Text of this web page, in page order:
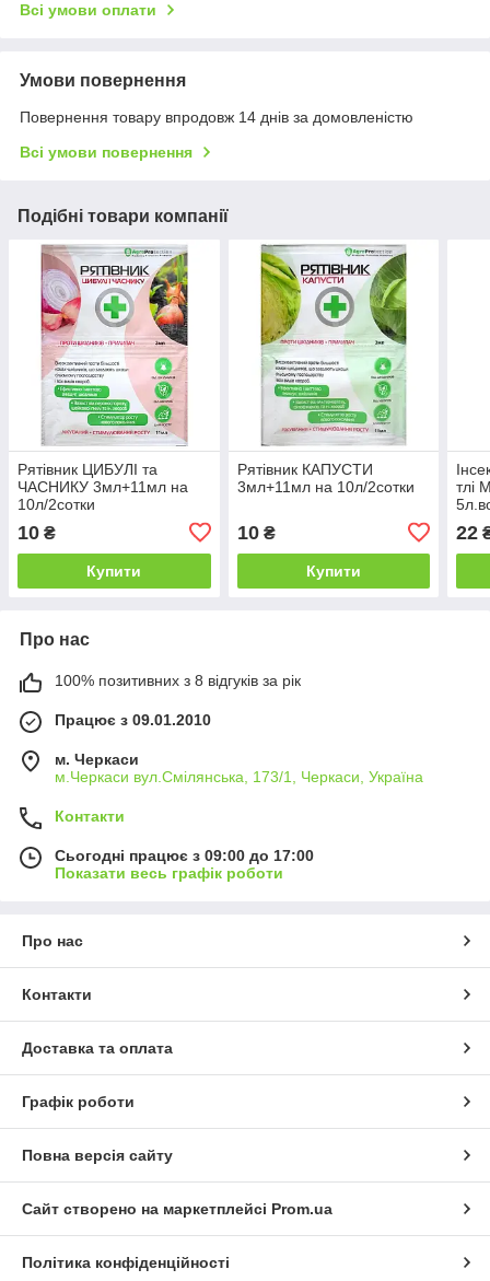
Всі умови оплати
Умови повернення
Повернення товару впродовж 14 днів за домовленістю
Всі умови повернення
Подібні товари компанії
Рятівник ЦИБУЛІ та
ЧАСНИКУ 3мл+11мл на
10л/2сотки
10 ₴
Купити
Рятівник КАПУСТИ
3мл+11мл на 10л/2сотки
10₴
Купити
тлі
22
Про нас
100% позитивних з 8 відгуків за рік
Працює з 09.01.2010
м. Черкаси
м.Черкаси вул.Смілянська, 173/1, Черкаси, Україна
Контакти
Сьогодні працює з 09:00 до 17:00
Показати весь графік роботи
Про нас
Контакти
Доставка та оплата
Графік роботи
Повна версія сайту
Сайт створено на маркетплейсі Prom.ua
Політика конфіденційності